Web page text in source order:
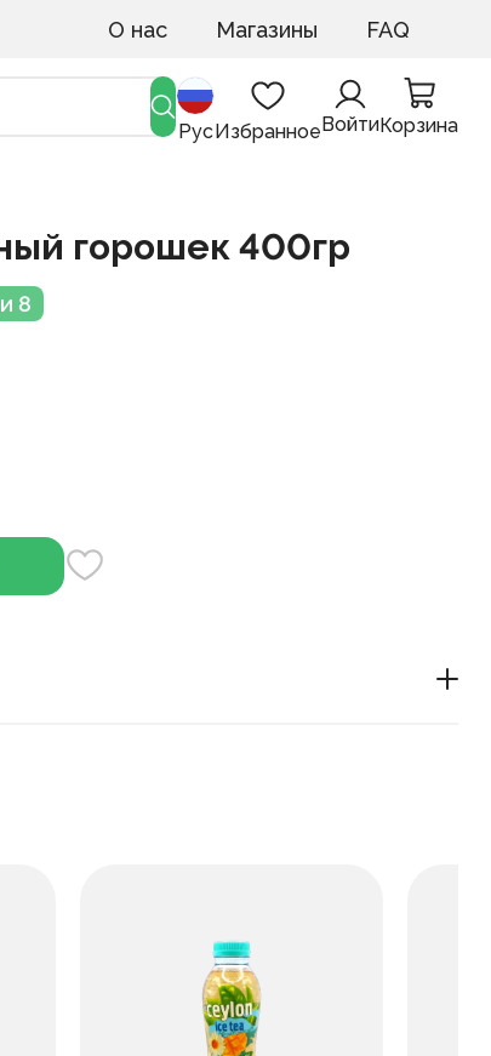
О нас Магазины FAQ
РусИзбранноеВойтиКорзина
горошек 400гр
8